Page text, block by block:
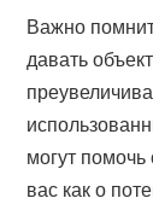
Важно
давать
могут
вас как о